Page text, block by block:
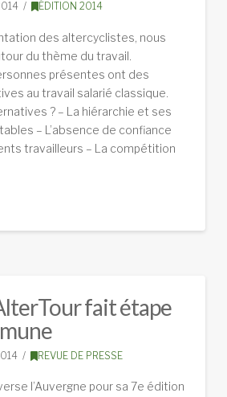
ÉDITION 2014
des altercyclistes, nous
du thème du travail.
présentes ont des
au travail salarié classique.
? – La hiérarchie et ses
– L’absence de confiance
travailleurs – La compétition
fait étape
REVUE DE PRESSE
l’Auvergne pour sa 7e édition